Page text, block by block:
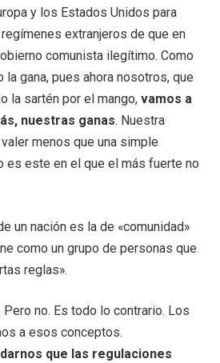
y los Estados Unidos para
extranjeros de que en
comunista ilegítimo. Como
la gana, pues ahora nosotros, que
la sartén por el mango, vamos a
nuestras ganas. Nuestra
menos que una simple
es este en el que el más fuerte no
un nación es la de «comunidad»
como un grupo de personas que
reglas».
no. Es todo lo contrario. Los
a esos conceptos.
que las regulaciones